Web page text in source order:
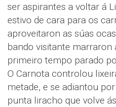
ser aspirantes a voltar á
estivo de cara para os
aproveitaron as súas
bando visitante marraron
primeiro tempo parado
O Carnota controlou
metade, e se adiantou
punta liracho que volve